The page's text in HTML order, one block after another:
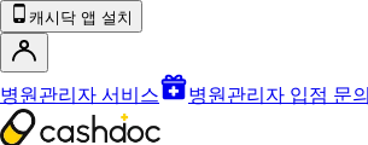
캐시닥 앱 설치
병원관리자 서비스 병원관리자 입점 문의